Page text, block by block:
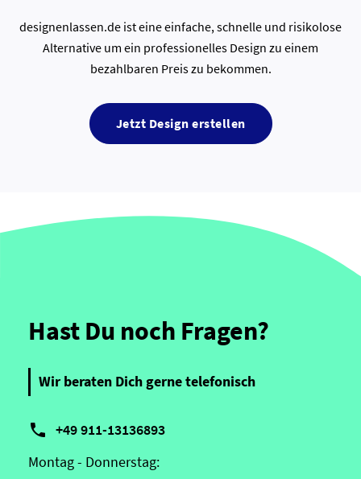
designenlassen.de ist eine einfache, schnelle und risikolose
Alternative um ein professionelles Design zu einem
bezahlbaren Preis zu bekommen.
Jetzt Design erstellen
Hast Du noch Fragen?
Wir beraten Dich gerne telefonisch
 +49 911-13136893
Montag - Donnerstag: